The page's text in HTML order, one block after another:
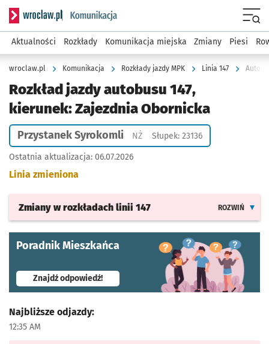
Serwis informacyjny wroclaw.pl podserwis: Komunikacja
Aktualności Rozkłady Komunikacja miejska Zmiany Piesi
wroclaw.pl Komunikacja Rozkłady jazdy MPK Linia 147
Rozkład jazdy autobusu 147,
kierunek: Zajezdnia Obornicka
Przystanek Syrokomli NŻPrzystanek na życzenie
Słupek: 23136
Ostatnia aktualizacja: 06.07.2026
Linia zmieniona
Zmiany w rozkładach linii 147 ROZWIŃ
Poradnik Mieszkańca
Znajdź odpowiedź!- otworzy się w nowej karcie
Najbliższe odjazdy:
12:35 AM